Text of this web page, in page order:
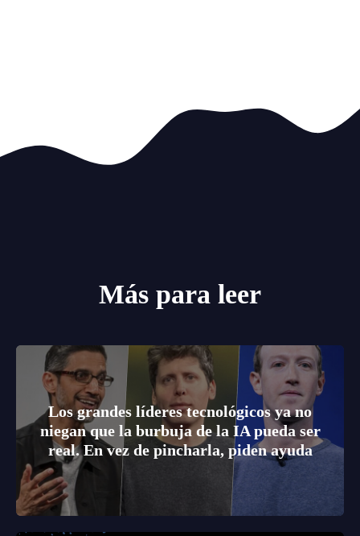
Más para leer
Los grandes líderes tecnológicos ya no
niegan que la burbuja de la IA pueda ser
real. En vez de pincharla, piden ayuda